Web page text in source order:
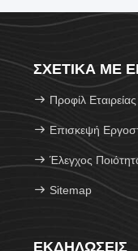
ΣΧΕΤΙΚΆ ΜΕ
Προφίλ Εταιρείας
Επισκεψή
Έλεγχος
Sitemap
ΕΚΔΗΛΏΣΕΙΣ